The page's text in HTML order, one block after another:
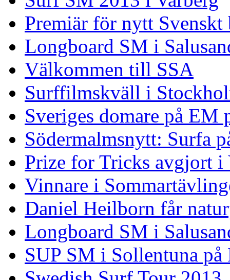
Premiär för nytt Svenskt
Longboard SM i
Välkommen till SSA
Surffilmskväll i
Sveriges domare på EM
Södermalmsnytt: Surfa
Prize for Tricks avgjort i
Vinnare i
Daniel Heilborn får
Longboard SM i
SUP SM i Sollentuna på